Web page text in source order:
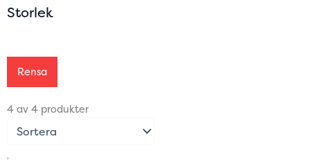
Storlek
Rensa
4 av 4 produkter